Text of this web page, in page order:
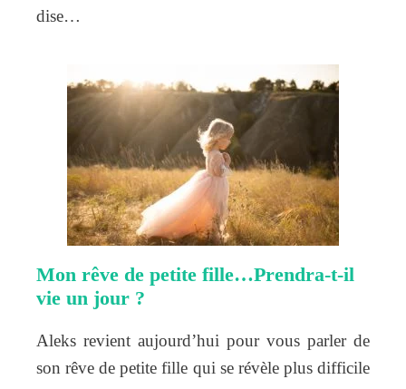
dise…
Mon rêve de petite fille…Prendra-t-il
vie un jour ?
Aleks revient aujourd’hui pour vous parler de
son rêve de petite fille qui se révèle plus difficile